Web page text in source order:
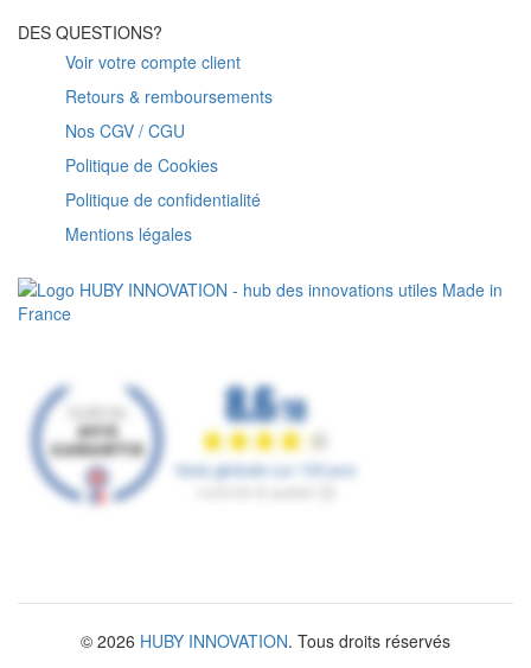
DES QUESTIONS?
Voir votre compte client
Retours & remboursements
Nos CGV / CGU
Politique de Cookies
Politique de confidentialité
Mentions légales
© 2026 HUBY INNOVATION. Tous droits réservés